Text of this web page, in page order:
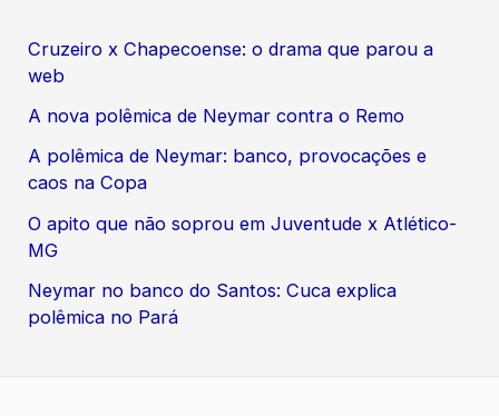
Cruzeiro x Chapecoense: o drama que parou a
web
A nova polêmica de Neymar contra o Remo
A polêmica de Neymar: banco, provocações e
caos na Copa
O apito que não soprou em Juventude x Atlético-
MG
Neymar no banco do Santos: Cuca explica
polêmica no Pará